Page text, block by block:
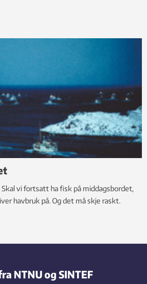
vi fortsatt ha fisk på middagsbordet,
havbruk på. Og det må skje raskt.
NTNU og SINTEF